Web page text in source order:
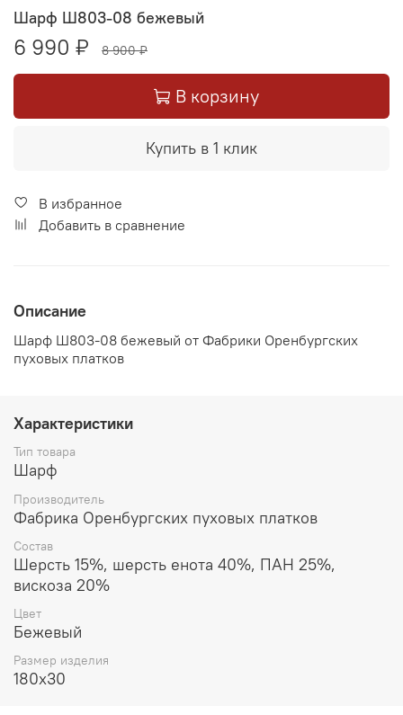
Шарф Ш803-08 бежевый
6 990 ₽ 8 900 ₽
В корзину
Купить в 1 клик
В избранное
Добавить в сравнение
Описание
Шарф Ш803-08 бежевый от Фабрики Оренбургских
пуховых платков
Характеристики
Тип товара
Шарф
Производитель
Фабрика Оренбургских пуховых платков
Состав
Шерсть 15%, шерсть енота 40%, ПАН 25%,
вискоза 20%
Цвет
Бежевый
Размер изделия
180x30